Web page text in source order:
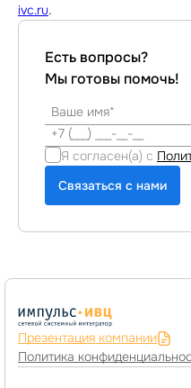
ivc.ru.
Есть вопросы?
Мы готовы помочь!
Я согласен(а) с
Связаться с нами
Презентация компании
Политика